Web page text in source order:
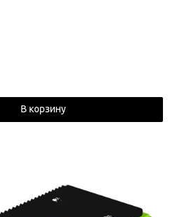
В корзину